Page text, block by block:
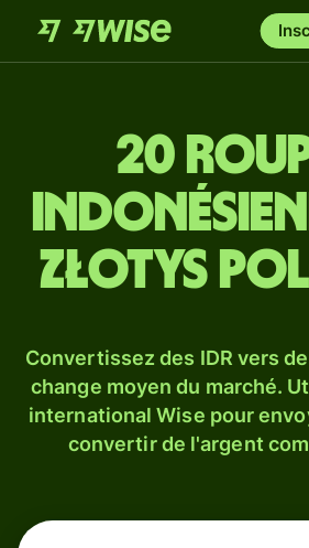
20
złotys
Convertissez des IDR vers
change moyen du marché.
international Wise pour
convertir de l'argent